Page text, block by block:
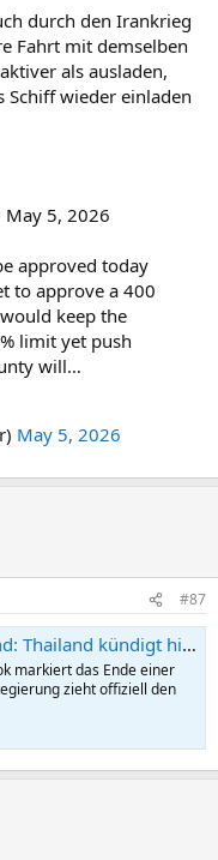
durch den Irankrieg
Fahrt mit demselben
als ausladen,
wieder einladen
May 5, 2026
approved today
to approve a 400
keep the
limit yet push
will…
May 5, 2026
#87
Seeabkommen mit Kambodscha
markiert das Ende einer
zieht offiziell den